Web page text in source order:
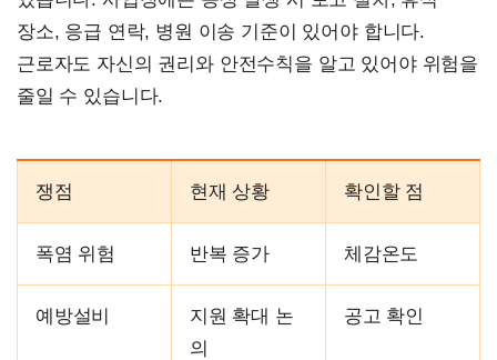
장소, 응급 연락, 병원 이송 기준이 있어야 합니다.
근로자도 자신의 권리와 안전수칙을 알고 있어야 위험을
줄일 수 있습니다.
쟁점 현재 상황 확인할 점
폭염 위험 반복 증가 체감온도
예방설비
지원 확대 논
의
공고 확인